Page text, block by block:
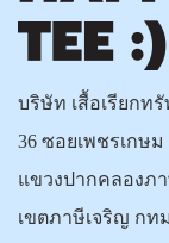
บริษัท เสื้อเรียกท
36 ซอยเพชรเกษม
แขวงปากคลองภ
เขตภาษีเจริญ กท